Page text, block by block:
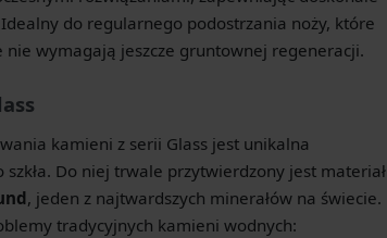
do regularnego podostrzania noży, które
nie wymagają jeszcze gruntownej regeneracji.
kamieni z serii Glass jest unikalna
Do niej trwale przytwierdzony jest materiał
, jeden z najtwardszych minerałów na świecie.
tradycyjnych kamieni wodnych: